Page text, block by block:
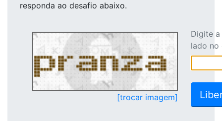
responda ao desafio abaixo.
[trocar imagem]
Digite
lado no